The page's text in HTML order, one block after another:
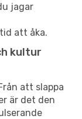
jagar
att åka.
kultur
att slappa
är det den